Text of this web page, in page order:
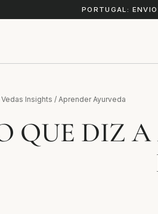
PORTUGAL:
Vedas Insights / Aprender Ayurveda
QUE DIZ A